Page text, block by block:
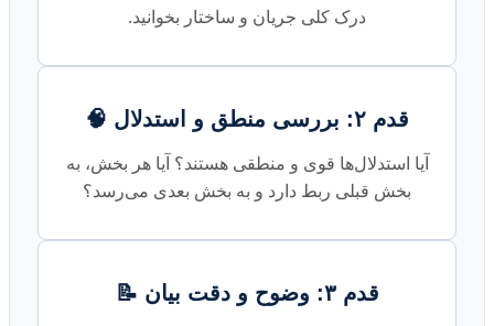
درک کلی جریان و ساختار بخوانید.
قدم ۲: بررسی منطق و استدلال 🧠
آیا استدلال‌ها قوی و منطقی هستند؟ آیا هر بخش، به
بخش قبلی ربط دارد و به بخش بعدی می‌رسد؟
قدم ۳: وضوح و دقت بیان 📝